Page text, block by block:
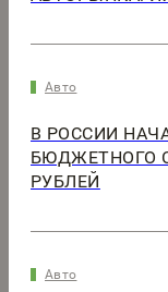
Авто
В РОССИИ
БЮДЖЕТНОГО
РУБЛЕЙ
Авто